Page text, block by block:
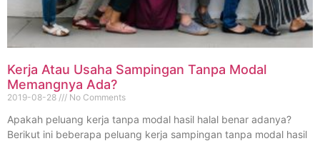
Kerja Atau Usaha Sampingan Tanpa Modal
Memangnya Ada?
2019-08-28 No Comments
Apakah peluang kerja tanpa modal hasil halal benar adanya?
Berikut ini beberapa peluang kerja sampingan tanpa modal hasil